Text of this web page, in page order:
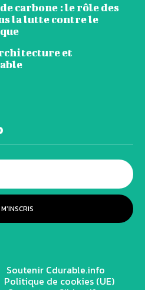
carbone : le rôle des
la lutte contre le
et
Soutenir Cdurable.info
Politique de cookies (UE)